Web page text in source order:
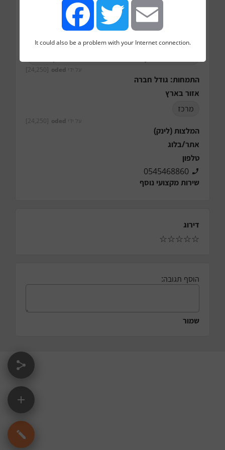
שיווק ופרסום (Marketing & Advertising)
טכנולוגיות מידע (IT/Information Technology)
על ידי oded
[24,250]
התמחות: גודל חברה
אזור בארץ
מרכז
על ידי oded
[24,250]
המלצות (לינק)
אתר/בלוג
טלפון
0545468860
שירות מקצועי נוסף
דירוג
☆
☆
☆
☆
☆
הוסף תגובה:
שמור
FacebookTwitter Email
It could also be a problem with your Internet connection.